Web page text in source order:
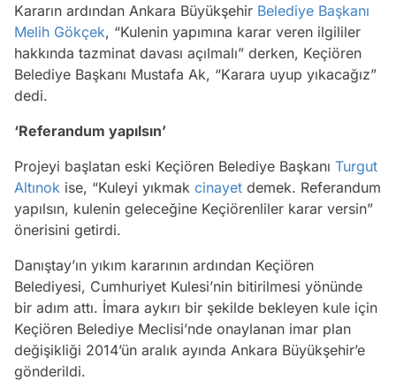
Kararın ardından Ankara Büyükşehir Belediye Başkanı
Melih Gökçek, “Kulenin yapımına karar veren ilgililer
hakkında tazminat davası açılmalı” derken, Keçiören
Belediye Başkanı Mustafa Ak, “Karara uyup yıkacağız”
dedi.
‘Referandum yapılsın’
Projeyi başlatan eski Keçiören Belediye Başkanı Turgut
Altınok ise, “Kuleyi yıkmak cinayet demek. Referandum
yapılsın, kulenin geleceğine Keçiörenliler karar versin”
önerisini getirdi.
Danıştay’ın yıkım kararının ardından Keçiören
Belediyesi, Cumhuriyet Kulesi’nin bitirilmesi yönünde
bir adım attı. İmara aykırı bir şekilde bekleyen kule için
Keçiören Belediye Meclisi’nde onaylanan imar plan
değişikliği 2014’ün aralık ayında Ankara Büyükşehir’e
gönderildi.